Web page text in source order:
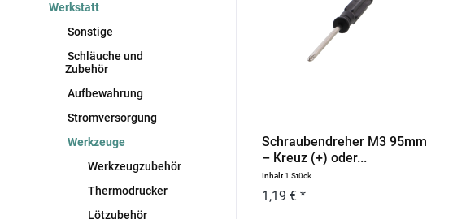
Werkstatt
Sonstige
Schläuche und
Zubehör
Aufbewahrung
Stromversorgung
Werkzeuge
Werkzeugzubehör
Thermodrucker
Lötzubehör
Schraubendreher M3 95mm
– Kreuz (+) oder...
Inhalt1 Stück
1,19 € *